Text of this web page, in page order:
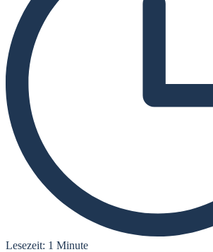
Lesezeit: 1 Minute